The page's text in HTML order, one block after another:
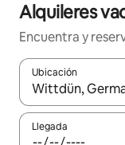
Alquileres
Encuentra y
Ubicación
Cuando los
Llegada